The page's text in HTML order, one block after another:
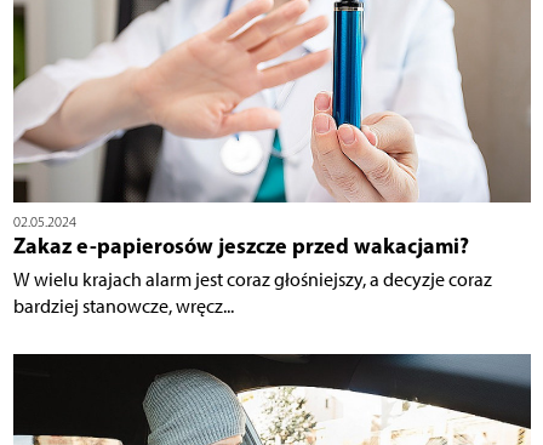
02.05.2024
Zakaz e-papierosów jeszcze przed wakacjami?
W wielu krajach alarm jest coraz głośniejszy, a decyzje coraz
bardziej stanowcze, wręcz...